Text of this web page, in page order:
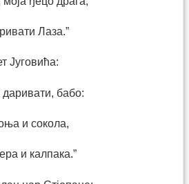
Лаза.”
Југовића:
бабо:
и сокола,
и калпака.”